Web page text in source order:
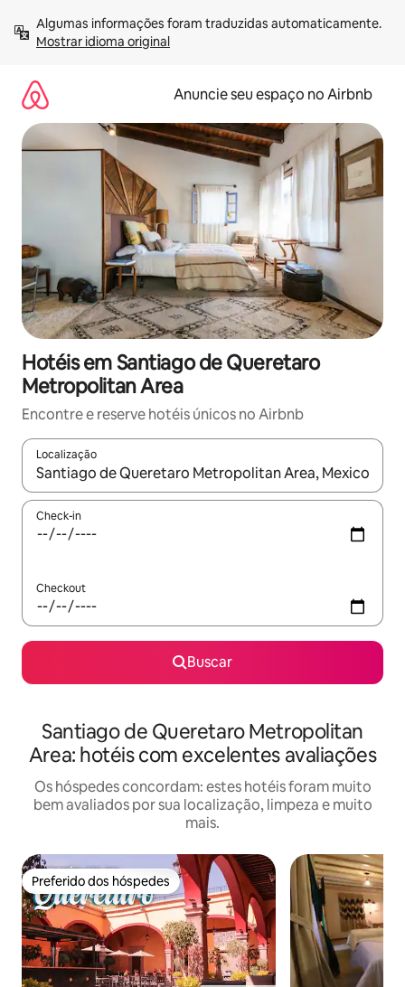
para
Mostrar idioma original
Anuncie seu espaço no Airbnb
Hotéis em Santiago de Queretaro
Metropolitan Area
Encontre e reserve hotéis únicos no Airbnb
Localização
Quando os resultados estiverem disponíveis, explore-os
Check-in
Checkout
Buscar
Santiago de Queretaro Metropolitan
Area: hotéis com excelentes avaliações
Os hóspedes concordam: estes hotéis foram muito
bem avaliados por sua localização, limpeza e muito
mais.
Preferido dos hóspedes
Preferido dos hóspedes